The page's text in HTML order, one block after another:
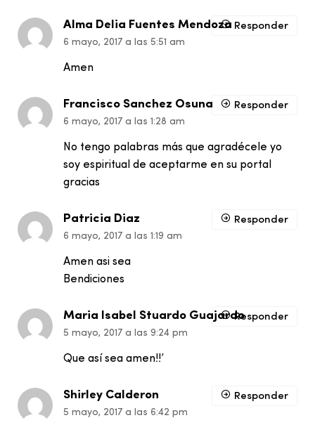
Alma Delia Fuentes Mendoza
6 mayo, 2017 a las 5:51 am
Amen
Responder
Francisco Sanchez Osuna
6 mayo, 2017 a las 1:28 am
No tengo palabras más que agradécele yo
soy espiritual de aceptarme en su portal
gracias
Responder
Patricia Diaz
6 mayo, 2017 a las 1:19 am
Amen asi sea
Bendiciones
Responder
Maria Isabel Stuardo Guajardo
5 mayo, 2017 a las 9:24 pm
Que así sea amen!!’
Responder
Shirley Calderon
5 mayo, 2017 a las 6:42 pm
Responder